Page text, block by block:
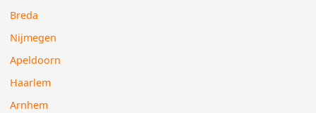
Breda
Nijmegen
Apeldoorn
Haarlem
Arnhem